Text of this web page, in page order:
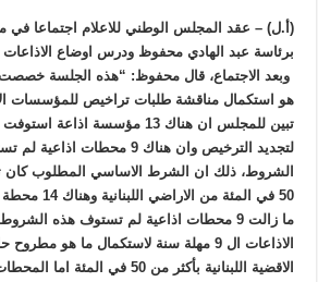
(أ.ل) – عقد المجلس الوطني للاعلام اجتماعا في
برئاسة عبد الهادي محفوظ ودرس اوضاع الاذاعات
وبعد الاجتماع، قال محفوظ: “هذه الجلسة
هو استكمال مناقشة طلبات تراخيص للمؤسسات
تبين للمجلس ان هناك 13 مؤسسة
لتجديد الترخيص وان هناك 9
الشروط، ذلك ان الشرط الاساسي المطلوب كان
50 في المئة
ما زالت 9 محطات اذاعية لم تستوف هذه
الاذاعات ال 9 مهلة سنة لاستكمال ما هو
الاقضية اللبنانية بأكثر من 50 في